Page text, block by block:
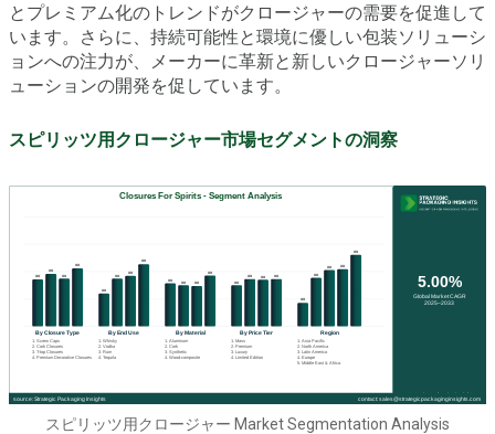
とプレミアム化のトレンドがクロージャーの需要を促進して
います。さらに、持続可能性と環境に優しい包装ソリューシ
ョンへの注力が、メーカーに革新と新しいクロージャーソリ
ューションの開発を促しています。
スピリッツ用クロージャー市場セグメントの洞察
スピリッツ用クロージャー Market Segmentation Analysis